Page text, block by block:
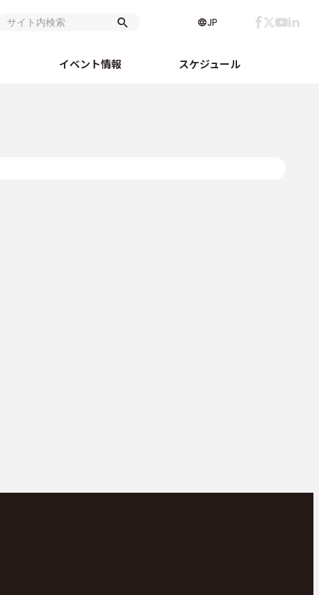
JP
イベント情報 スケジュール